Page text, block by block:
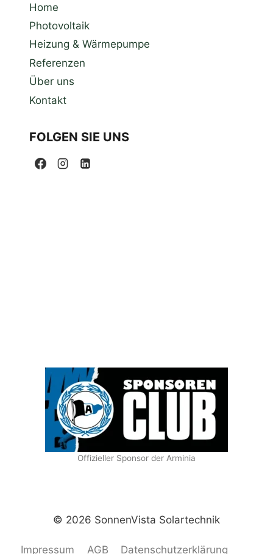
Home
Photovoltaik
Heizung & Wärmepumpe
Referenzen
Über uns
Kontakt
FOLGEN SIE UNS
Offizieller Sponsor der Arminia
© 2026 SonnenVista Solartechnik
Impressum AGB Datenschutzerklärung